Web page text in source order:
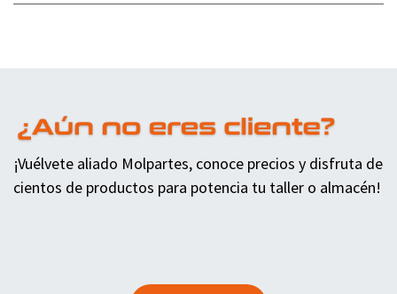
¡Vuélvete aliado Molpartes, conoce precios y disfruta de
cientos de productos para potencia tu taller o almacén!